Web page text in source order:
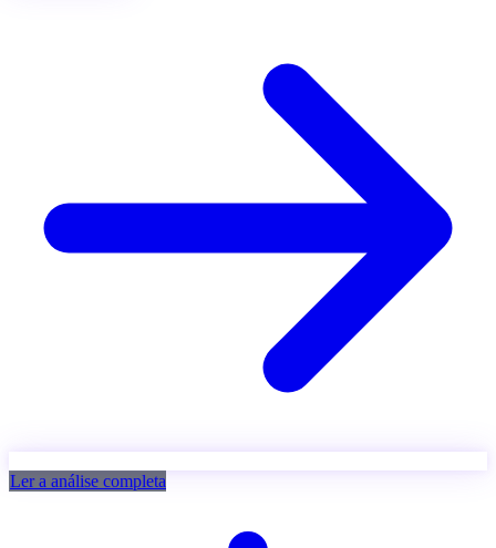
Ler a análise completa